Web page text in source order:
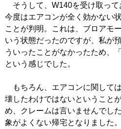
そうして、W140を受け取って
今度はエアコンが全く効かない
ことが判明。これは、ブロアモ
いう状態だったのですが、私が
ういったことがなかったため、
という感じでした。
もちろん、エアコンに関して
壊したわけではないということ
め、クレームは言いませんでし
象がよくない帰宅となりました